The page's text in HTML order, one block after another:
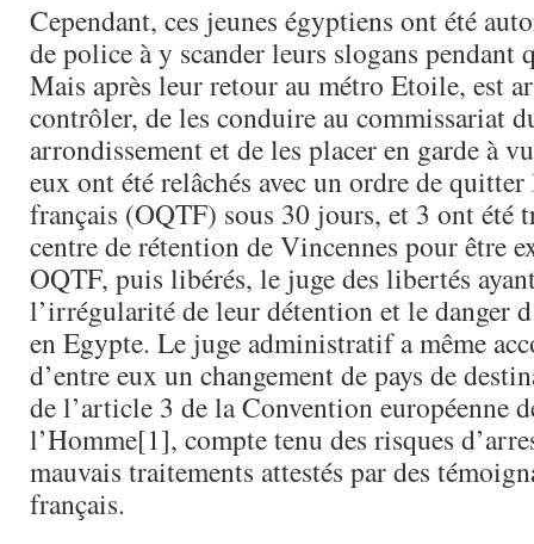
Cependant, ces jeunes égyptiens ont été
de police à y scander leurs slogans pendant
Mais après leur retour au métro Etoile, est
contrôler, de les conduire au commissariat
arrondissement et de les placer en garde à
eux ont été relâchés avec un ordre de
français (OQTF) sous 30 jours, et 3 ont été
centre de rétention de Vincennes pour être
OQTF, puis libérés, le juge des libertés
l’irrégularité de leur détention et le danger
en Egypte. Le juge administratif a même
d’entre eux un changement de pays de
de l’article 3 de la Convention européenne
l’Homme[1], compte tenu des risques
mauvais traitements attestés par des
français.